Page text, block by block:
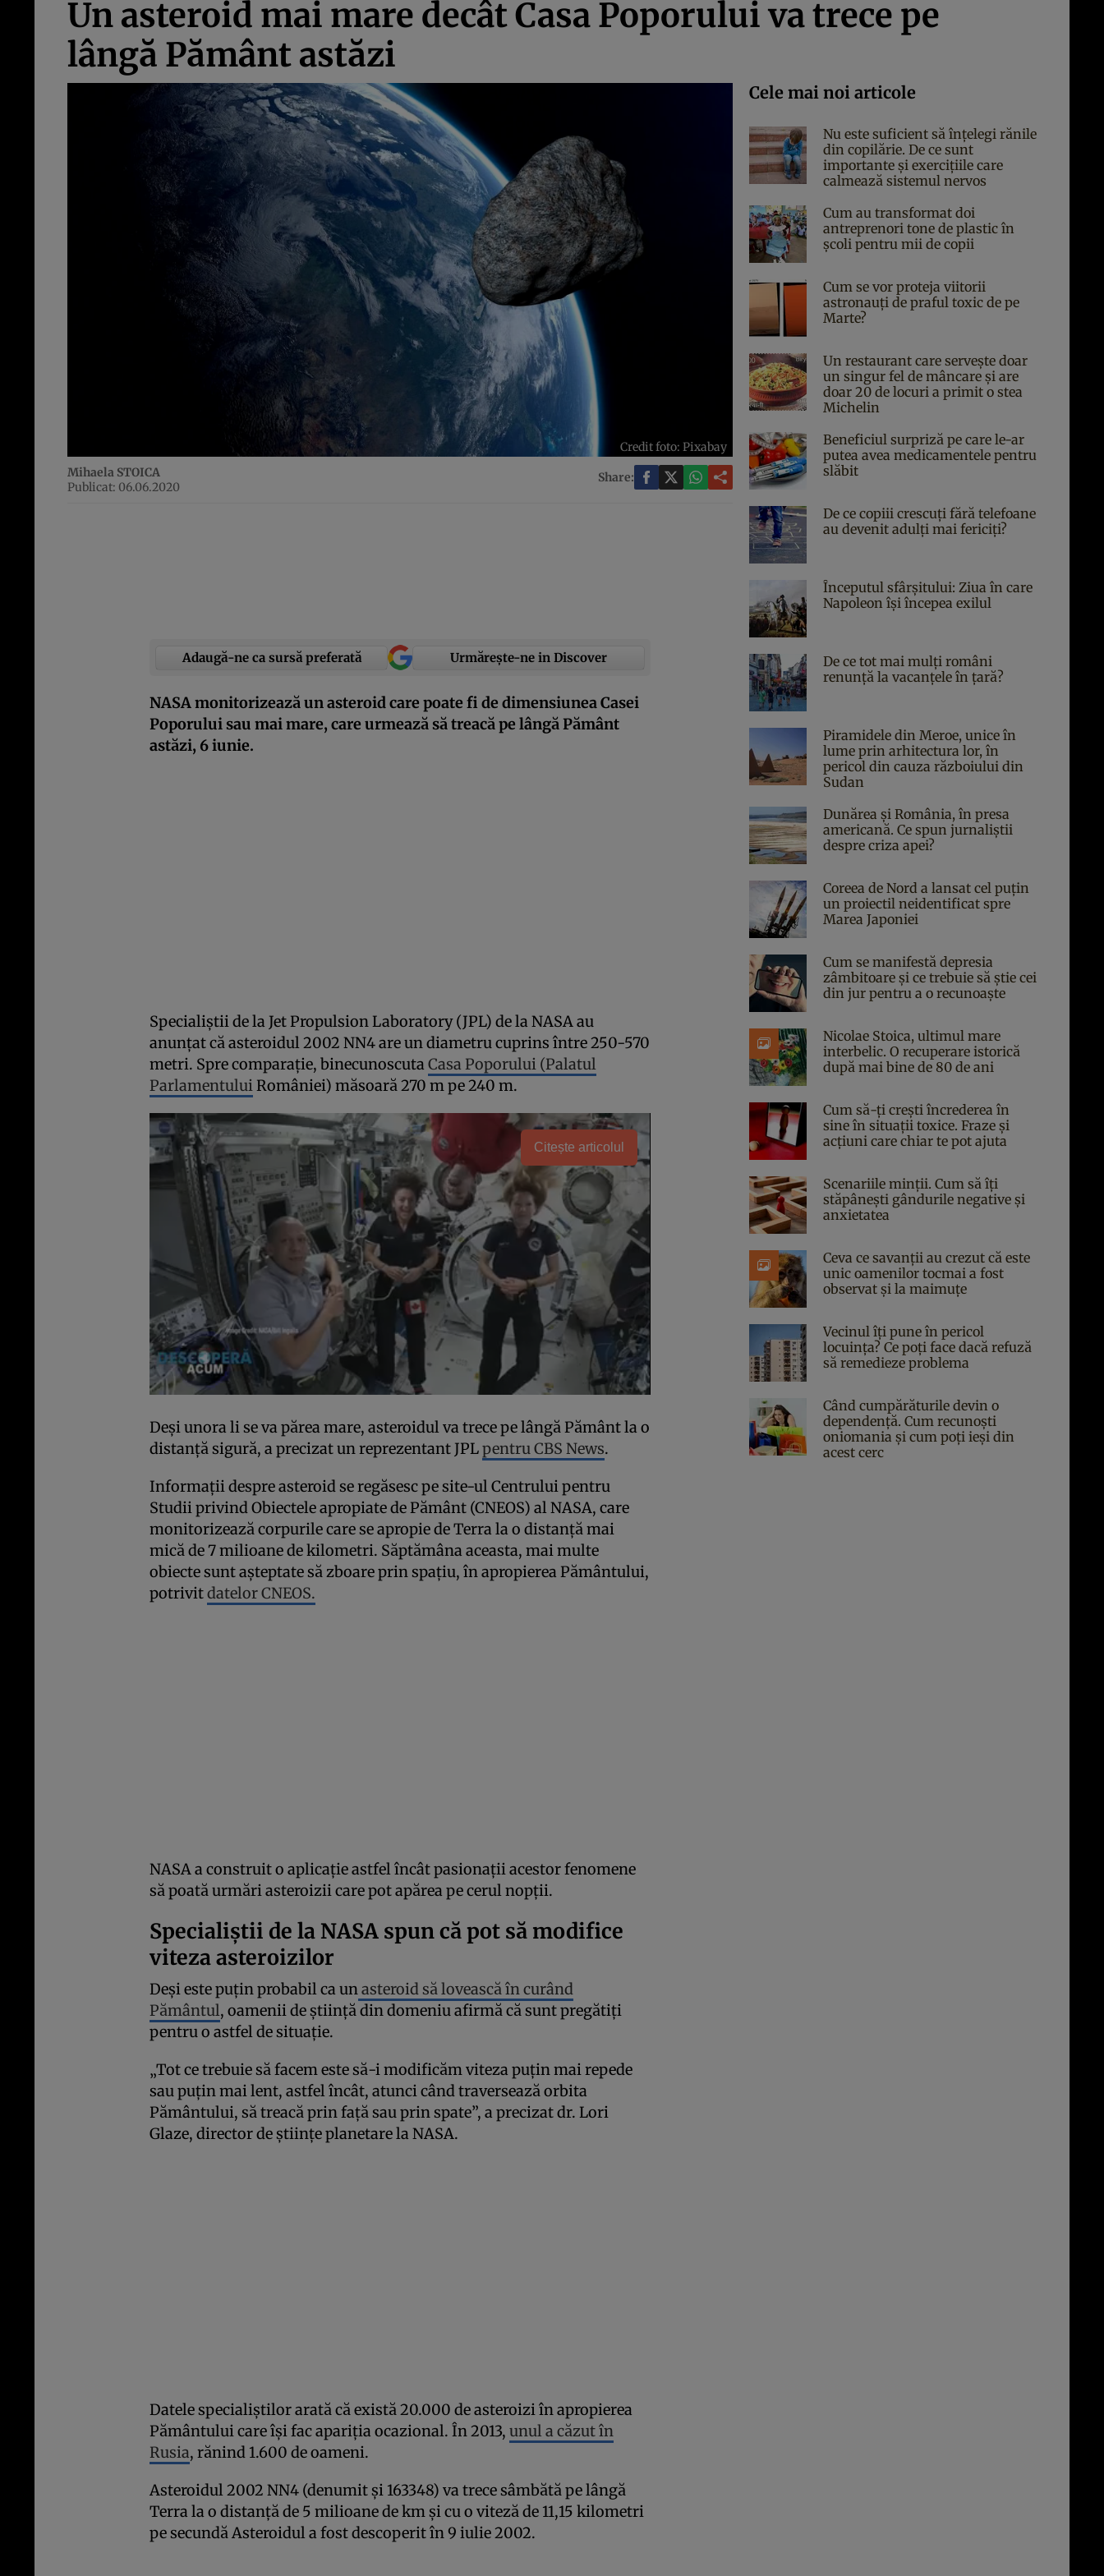
Un asteroid mai mare decât Casa Poporului va trece pe
lângă Pământ astăzi
Credit foto: Pixabay
Mihaela STOICA
Publicat: 06.06.2020
Share:
Adaugă-ne ca sursă preferată Urmărește-ne in Discover
NASA monitorizează un asteroid care poate fi de dimensiunea Casei
Poporului sau mai mare, care urmează să treacă pe lângă Pământ
astăzi, 6 iunie.
Specialiștii de la Jet Propulsion Laboratory (JPL) de la NASA au
anunțat că asteroidul 2002 NN4 are un diametru cuprins între 250-570
metri. Spre comparație, binecunoscutaCasa Poporului (Palatul
ParlamentuluiRomâniei) măsoară 270 m pe 240 m.
Citește articolul
Deși unora li se va părea mare, asteroidul va trece pe lângă Pământ la o
distanță sigură, a precizat un reprezentant JPLpentru CBS News.
Informații despre asteroid se regăsesc pe site-ul Centrului pentru
Studii privind Obiectele apropiate de Pământ (CNEOS) al NASA, care
monitorizează corpurile care se apropie de Terra la o distanță mai
mică de 7 milioane de kilometri. Săptămâna aceasta, mai multe
obiecte sunt așteptate să zboare prin spațiu, în apropierea Pământului,
potrivitdatelor CNEOS.
NASA a construit o aplicație astfel încât pasionații acestor fenomene
să poată urmări asteroizii care pot apărea pe cerul nopții.
Specialiștii de la NASA spun că pot să modifice
viteza asteroizilor
Deși este puțin probabil ca unasteroid să lovească în curând
Pământul, oamenii de știință din domeniu afirmă că sunt pregătiți
pentru o astfel de situație.
„Tot ce trebuie să facem este să-i modificăm viteza puțin mai repede
sau puțin mai lent, astfel încât, atunci când traversează orbita
Pământului, să treacă prin față sau prin spate”, a precizat dr. Lori
Glaze, director de științe planetare la NASA.
Datele specialiștilor arată că există 20.000 de asteroizi în apropierea
Pământului care își fac apariția ocazional. În 2013, unul a căzut în
Rusia, rănind 1.600 de oameni.
Asteroidul 2002 NN4 (denumit și 163348) va trece sâmbătă pe lângă
Terra la o distanță de 5 milioane de km și cu o viteză de 11,15 kilometri
pe secundă Asteroidul a fost descoperit în 9 iulie 2002.
Cele mai noi articole
Nu este suficient să înțelegi rănile
din copilărie. De ce sunt
importante și exercițiile care
calmează sistemul nervos
Cum au transformat doi
antreprenori tone de plastic în
școli pentru mii de copii
Cum se vor proteja viitorii
astronauți de praful toxic de pe
Marte?
Un restaurant care servește doar
un singur fel de mâncare și are
doar 20 de locuri a primit o stea
Michelin
Beneficiul surpriză pe care le-ar
putea avea medicamentele pentru
slăbit
De ce copiii crescuți fără telefoane
au devenit adulți mai fericiți?
Începutul sfârşitului: Ziua în care
Napoleon îşi începea exilul
De ce tot mai mulți români
renunță la vacanțele în țară?
Piramidele din Meroe, unice în
lume prin arhitectura lor, în
pericol din cauza războiului din
Sudan
Dunărea și România, în presa
americană. Ce spun jurnaliștii
despre criza apei?
Coreea de Nord a lansat cel puțin
un proiectil neidentificat spre
Marea Japoniei
Cum se manifestă depresia
zâmbitoare și ce trebuie să știe cei
din jur pentru a o recunoaște
Nicolae Stoica, ultimul mare
interbelic. O recuperare istorică
după mai bine de 80 de ani
Cum să-ți crești încrederea în
sine în situații toxice. Fraze și
acțiuni care chiar te pot ajuta
Scenariile minții. Cum să îți
stăpânești gândurile negative și
anxietatea
Ceva ce savanții au crezut că este
unic oamenilor tocmai a fost
observat și la maimuțe
Vecinul îți pune în pericol
locuința? Ce poți face dacă refuză
să remedieze problema
Când cumpărăturile devin o
dependență. Cum recunoști
oniomania și cum poți ieși din
acest cerc